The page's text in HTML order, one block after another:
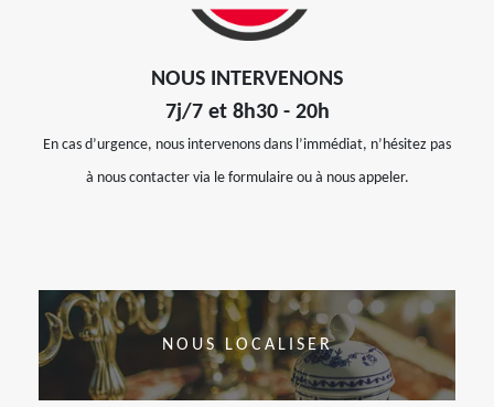
NOUS INTERVENONS
7j/7 et 8h30 - 20h
En cas d’urgence, nous intervenons dans l’immédiat, n’hésitez pas
à nous contacter via le formulaire ou à nous appeler.
NOUS LOCALISER